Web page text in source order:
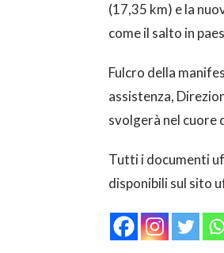
(17,35 km) e la
come il salto in
Fulcro della
assistenza,
svolgerà nel cuore
Tutti i documenti
disponibili sul sito